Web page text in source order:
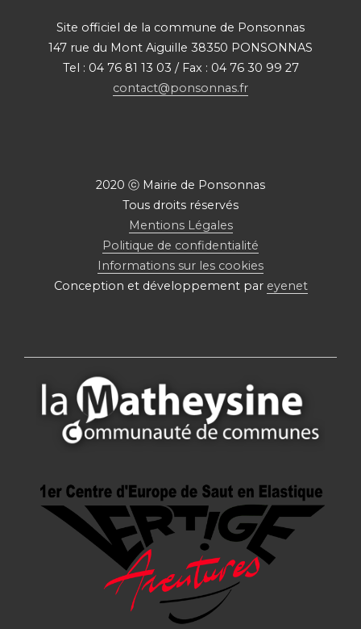
Site officiel de la commune de Ponsonnas
147 rue du Mont Aiguille 38350 PONSONNAS
Tel : 04 76 81 13 03 / Fax : 04 76 30 99 27
contact@ponsonnas.fr
2020 ⓒ Mairie de Ponsonnas
Tous droits réservés
Mentions Légales
Politique de confidentialité
Informations sur les cookies
Conception et développement par eyenet